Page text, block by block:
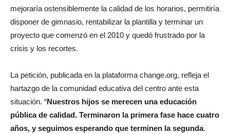
mejoraría ostensiblemente la calidad de los horarios, permitiría
disponer de gimnasio, rentabilizar la plantilla y terminar un
proyecto que comenzó en el 2010 y quedó frustrado por la
crisis y los recortes.
La petición, publicada en la plataforma change.org, refleja el
hartazgo de la comunidad educativa del centro ante esta
situación. “Nuestros hijos se merecen una educación
pública de calidad. Terminaron la primera fase hace cuatro
años, y seguimos esperando que terminen la segunda.